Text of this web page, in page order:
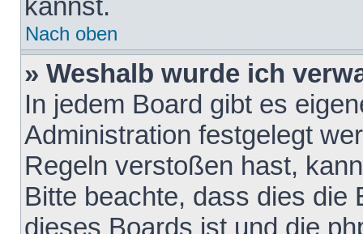
kannst.
Nach oben
» Weshalb wurde ich
In jedem Board gibt es
Administration festgelegt
Regeln verstoßen hast,
Bitte beachte, dass dies die
dieses Boards ist und die